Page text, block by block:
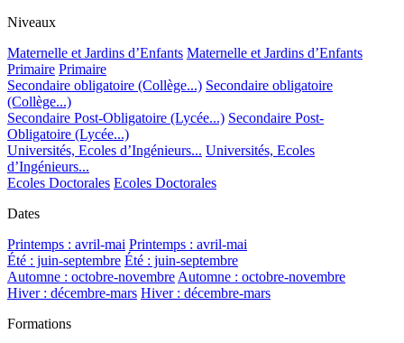
Niveaux
Maternelle et Jardins d’Enfants Maternelle et Jardins d’Enfants
Primaire Primaire
Secondaire obligatoire (Collège...) Secondaire obligatoire
(Collège...)
Secondaire Post-Obligatoire (Lycée...) Secondaire Post-
Obligatoire (Lycée...)
Universités, Ecoles d’Ingénieurs... Universités, Ecoles
d’Ingénieurs...
Ecoles Doctorales Ecoles Doctorales
Dates
Printemps : avril-mai Printemps : avril-mai
Été : juin-septembre Été : juin-septembre
Automne : octobre-novembre Automne : octobre-novembre
Hiver : décembre-mars Hiver : décembre-mars
Formations